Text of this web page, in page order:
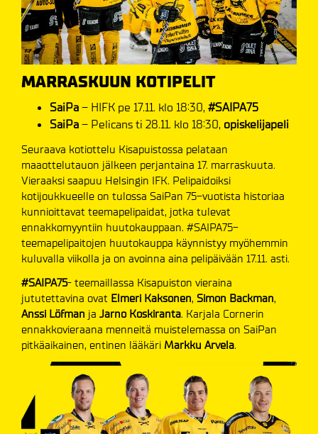
MARRASKUUN KOTIPELIT
SaiPa– HIFK pe 17.11. klo 18:30, #SAIPA75
SaiPa– Pelicans ti 28.11. klo 18:30, opiskelijapeli
Seuraava kotiottelu Kisapuistossa pelataan
maaottelutauon jälkeen perjantaina 17. marraskuuta.
Vieraaksi saapuu Helsingin IFK. Pelipaidoiksi
kotijoukkueelle on tulossa SaiPan 75-vuotista historiaa
kunnioittavat teemapelipaidat, jotka tulevat
ennakkomyyntiin huutokauppaan. #SAIPA75-
teemapelipaitojen huutokauppa käynnistyy myöhemmin
kuluvalla viikolla ja on avoinna aina pelipäivään 17.11. asti.
#SAIPA75- teemaillassa Kisapuiston vieraina
jututettavina ovat Elmeri Kaksonen, Simon Backman,
Anssi Löfman ja Jarno Koskiranta. Karjala Cornerin
ennakkovieraana menneitä muistelemassa on SaiPan
pitkäaikainen, entinen lääkäri Markku Arvela.